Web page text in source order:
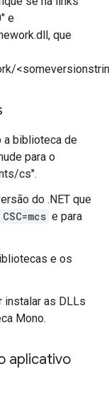
e
que
a biblioteca de
para o
cs".
do .NET que
CSC=mcs e para
e os
instalar as DLLs
Mono.
aplicativo